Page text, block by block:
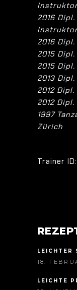
2016 Dipl.
2016
2015
2015
2013
2012
2012
1997
Zürich
Trainer
LEICHTER
18.
LEICHTE